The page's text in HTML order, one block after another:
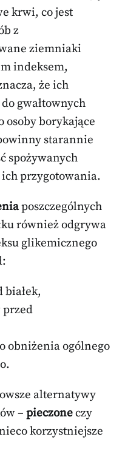
krwi, co jest
z
ziemniaki
indeksem,
że ich
gwałtownych
osoby borykające
starannie
spożywanych
przygotowania.
poszczególnych
również odgrywa
glikemicznego
białek,
przed
obniżenia ogólnego
alternatywy
– pieczoneczy
korzystniejsze